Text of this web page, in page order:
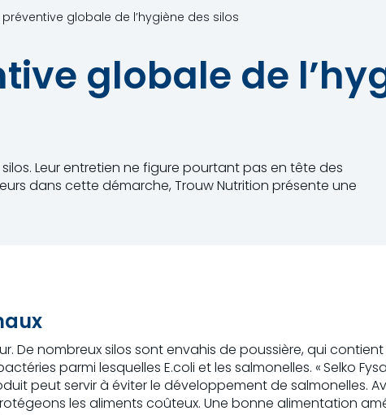
globale de l’hygiène des silos
globale de
Leur entretien ne figure pourtant pas en tête des
dans cette démarche, Trouw Nutrition présente une
nombreux silos sont envahis de poussière, qui
parmi lesquelles E.coli et les salmonelles. « Selko
peut servir à éviter le développement de salmonelles.
les aliments coûteux. Une bonne alimentation